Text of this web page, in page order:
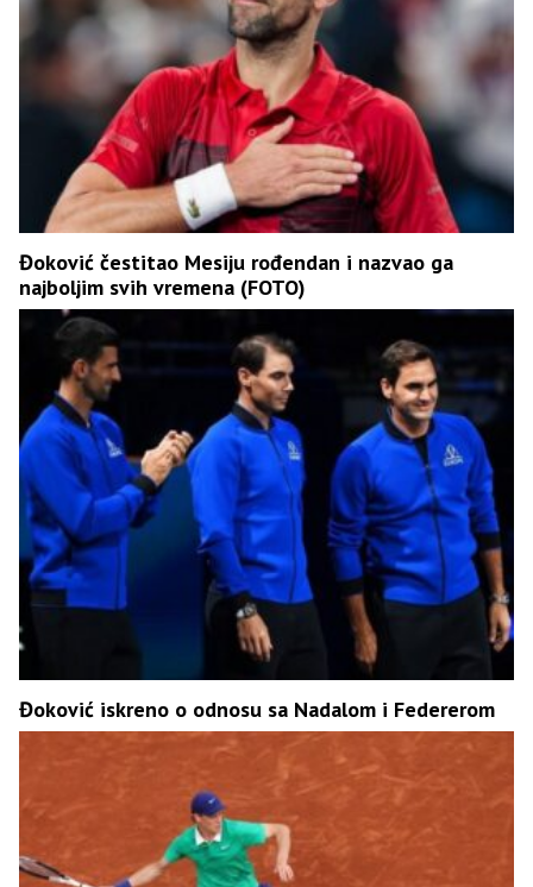
Đoković čestitao Mesiju rođendan i nazvao ga
najboljim svih vremena (FOTO)
Đoković iskreno o odnosu sa Nadalom i Federerom